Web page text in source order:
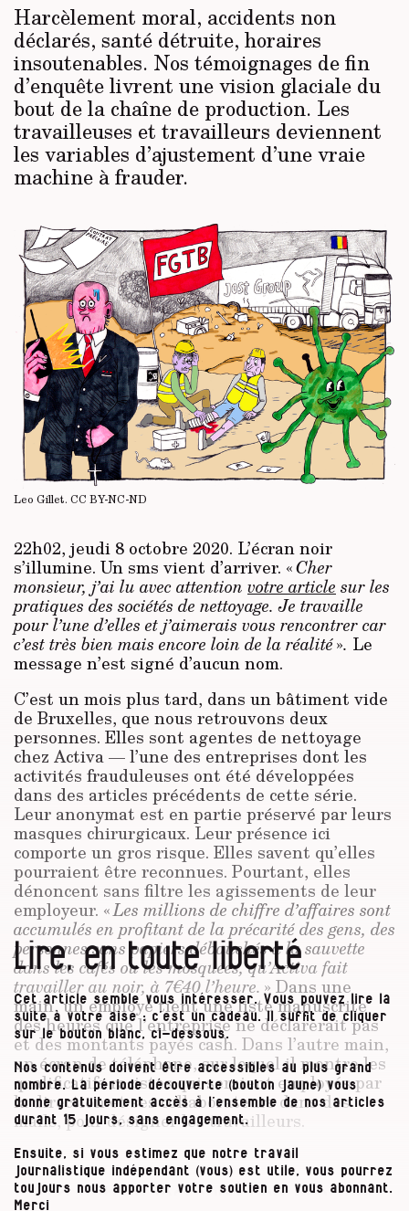
Harcèlement moral, accidents non
déclarés, santé détruite, horaires
insoutenables. Nos témoignages de fin
d’enquête livrent une vision glaciale du
bout de la chaîne de production. Les
travailleuses et travailleurs deviennent
les variables d’ajustement d’une vraie
machine à frauder.
Leo Gillet. CC BY-NC-ND
22h02, jeudi 8 octobre 2020. L’écran noir
s’illumine. Un sms vient d’arriver. «Cher
monsieur, j’ai lu avec attention votre article sur les
pratiques des sociétés de nettoyage. Je travaille
pour l’une d’elles et j’aimerais vous rencontrer car
c’est très bien mais encore loin de la réalité». Le
message n’est signé d’aucun nom.
C’est un mois plus tard, dans un bâtiment vide
de Bruxelles, que nous retrouvons deux
personnes. Elles sont agentes de nettoyage
chez Activa — l’une des entreprises dont les
activités frauduleuses ont été développées
dans des articles précédents de cette série.
Leur anonymat est en partie préservé par leurs
masques chirurgicaux. Leur présence ici
comporte un gros risque. Elles savent qu’elles
pourraient être reconnues. Pourtant, elles
dénoncent sans filtre les agissements de leur
employeur. «Les millions de chiffre d’affaires sont
accumulés en profitant de la précarité des gens, des
personnes sans papiers débauchés à la sauvette
dans les cafés ou les mosquées, qu’Activa fait
travailler au noir, à 7€40 l’heure. » Dans une
main, un employé tient une liste manuscrite
des heures que l’entreprise ne déclarerait pas
et des montants payés cash. Dans l’autre main,
un écran de téléphone, sur lequel il montre les
qualificatifs racistes qui seraient employés par
la direction et ses collaborateurs dans des
mails, pour désigner les travailleurs.
« Le patron instaure une pratique
Lire, en toute liberté
Cet article semble vous intéresser. Vous pouvez lire la
suite à votre aise : c’est un cadeau. Il suffit de cliquer
sur le bouton blanc, ci-dessous.
Nos contenus doivent être accessibles au plus grand
nombre. La période découverte (bouton jaune) vous
donne gratuitement accès à l’ensemble de nos articles
durant 15 jours, sans engagement.
Ensuite, si vous estimez que notre travail
journalistique indépendant (vous) est utile, vous pourrez
toujours nous apporter votre soutien en vous abonnant.
Merci